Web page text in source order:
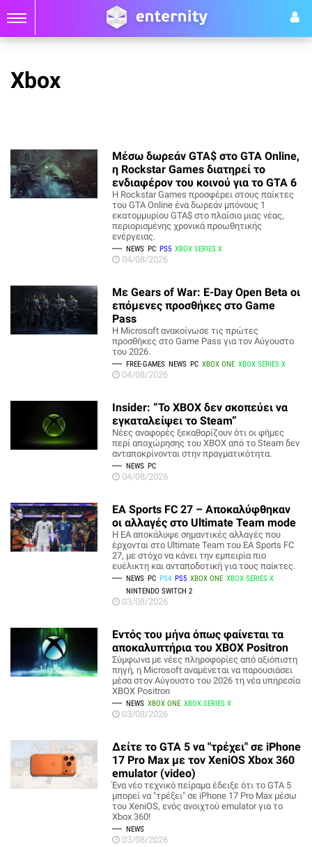
Xbox
Μέσω δωρεάν GTA$ στο GTA Online,
η Rockstar Games διατηρεί το
ενδιαφέρον του κοινού για το GTA 6
Η Rockstar Games προσφέρει στους παίκτες
του GTA Online ένα δωρεάν μπόνους 1
εκατομμυρίου GTA$ στο πλαίσιο μιας νέας,
περιορισμένης χρονικά προωθητικής
ενέργειας.
NEWS PC PS5 XBOX SERIES X
04/08/2026
Με Gears of War: E-Day Open Beta οι
επόμενες προσθήκες στο Game
Pass
Η Microsoft ανακοίνωσε τις πρώτες
προσθήκες στο Game Pass για τον Αύγουστο
του 2026.
FREE-GAMES NEWS PC XBOX ONE XBOX SERIES X
04/08/2026
Insider: “Το XBOX δεν σκοπεύει να
εγκαταλείψει το Steam”
Νέες αναφορές ξεκαθαρίζουν ότι οι φήμες
περί αποχώρησης του XBOX από το Steam δεν
ανταποκρίνονται στην πραγματικότητα.
NEWS PC
04/08/2026
EA Sports FC 27 – Αποκαλύφθηκαν
οι αλλαγές στο Ultimate Team mode
Η EA αποκάλυψε σημαντικές αλλαγές που
έρχονται στο Ultimate Team του EA Sports FC
27, με στόχο να κάνει την εμπειρία πιο
ευέλικτη και ανταποδοτική για τους παίκτες.
NEWS PC PS4 PS5 XBOX ONE XBOX SERIES X
NINTENDO SWITCH 2
03/08/2026
Εντός του μήνα όπως φαίνεται τα
αποκαλυπτήρια του XΒΟΧ Positron
Σύμφωνα με νέες πληροφορίες από αξιόπιστη
πηγή, η Microsoft αναμένεται να παρουσιάσει
μέσα στον Αύγουστο του 2026 τη νέα υπηρεσία
ΧΒΟΧ Positron
NEWS XBOX ONE XBOX SERIES X
03/08/2026
Δείτε το GTA 5 να "τρέχει" σε iPhone
17 Pro Max με τον XeniOS Xbox 360
emulator (video)
Ένα νέο τεχνικό πείραμα έδειξε ότι το GTA 5
μπορεί να "τρέξει" σε iPhone 17 Pro Max μέσω
του XeniOS, ενός ανοιχτού emulator για το
Xbox 360!
NEWS
03/08/2026